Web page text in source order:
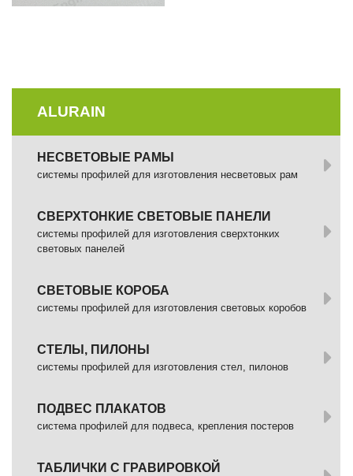
ALURAIN
НЕСВЕТОВЫЕ РАМЫ
системы профилей для изготовления несветовых рам
СВЕРХТОНКИЕ СВЕТОВЫЕ ПАНЕЛИ
системы профилей для изготовления сверхтонких
световых панелей
СВЕТОВЫЕ КОРОБА
системы профилей для изготовления световых коробов
СТЕЛЫ, ПИЛОНЫ
системы профилей для изготовления стел, пилонов
ПОДВЕС ПЛАКАТОВ
система профилей для подвеса, крепления постеров
ТАБЛИЧКИ С ГРАВИРОВКОЙ